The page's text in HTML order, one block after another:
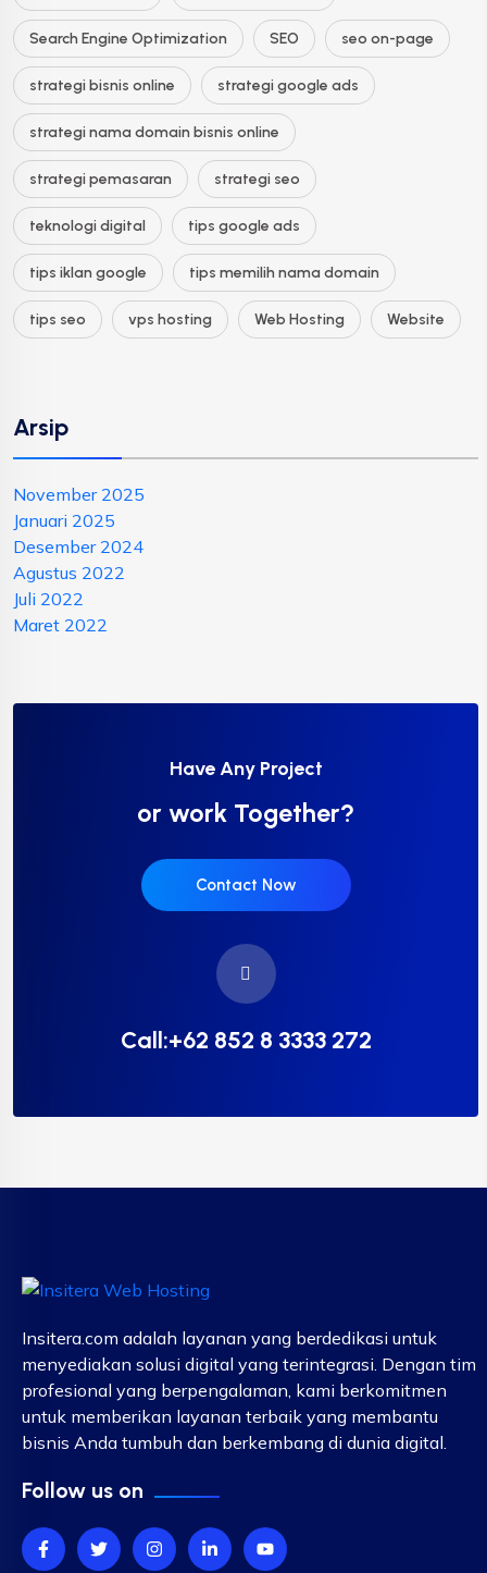
Search Engine Optimization SEO seo on-page
strategi bisnis online strategi google ads
strategi nama domain bisnis online
strategi pemasaran strategi seo
teknologi digital tips google ads
tips iklan google tips memilih nama domain
tips seo vps hosting Web Hosting Website
Arsip
November 2025
Januari 2025
Desember 2024
Agustus 2022
Juli 2022
Maret 2022
Have Any Project
or work Together?
Contact Now
Call:+62 852 8 3333 272
Insitera.com adalah layanan yang berdedikasi untuk
menyediakan solusi digital yang terintegrasi. Dengan tim
profesional yang berpengalaman, kami berkomitmen
untuk memberikan layanan terbaik yang membantu
bisnis Anda tumbuh dan berkembang di dunia digital.
Follow us on